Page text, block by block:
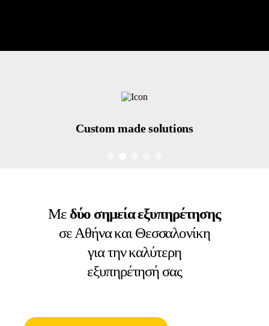
Custom madesolutions
Με δύο σημεία εξυπηρέτησης
σε Αθήνα και Θεσσαλονίκη
για την καλύτερη
εξυπηρέτησή σας